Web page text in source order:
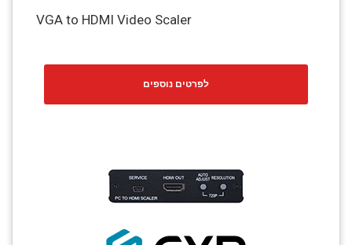
VGA to HDMI Video Scaler
לפרטים נוספים